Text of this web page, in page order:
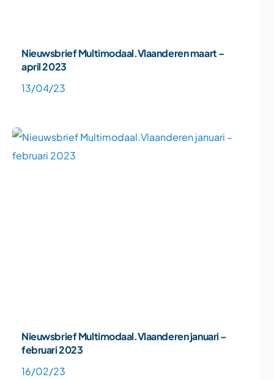
Nieuwsbrief Multimodaal.Vlaanderen maart –
april 2023
13/04/23
Nieuwsbrief Multimodaal.Vlaanderen januari –
februari 2023
16/02/23